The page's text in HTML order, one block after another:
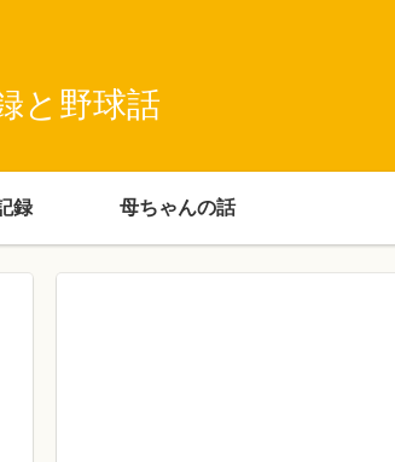
と野球話
録 母ちゃんの話